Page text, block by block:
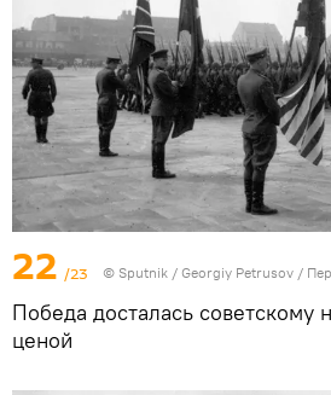
22 /23 © Sputnik / Georgiy Petrusov /
Победа досталась советскому
ценой